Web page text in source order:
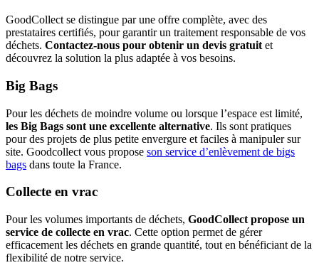
GoodCollect se distingue par une offre complète, avec des
prestataires certifiés, pour garantir un traitement responsable de vos
déchets. Contactez-nous pour obtenir un devis gratuit et
découvrez la solution la plus adaptée à vos besoins​.
Big Bags
Pour les déchets de moindre volume ou lorsque l’espace est limité,
les Big Bags sont une excellente alternative. Ils sont pratiques
pour des projets de plus petite envergure et faciles à manipuler sur
site. Goodcollect vous propose son service d’enlèvement de bigs
bags dans toute la France.
Collecte en vrac
Pour les volumes importants de déchets, GoodCollect propose un
service de collecte en vrac. Cette option permet de gérer
efficacement les déchets en grande quantité, tout en bénéficiant de la
flexibilité de notre service.